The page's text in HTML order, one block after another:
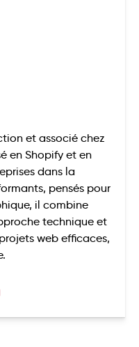
et associé chez
en Shopify et en
dans la
pensés pour
il combine
technique et
web efficaces,